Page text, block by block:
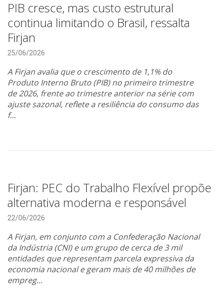
PIB cresce, mas custo estrutural
continua limitando o Brasil, ressalta
Firjan
25/06/2026
A Firjan avalia que o crescimento de 1,1% do
Produto Interno Bruto (PIB) no primeiro trimestre
de 2026, frente ao trimestre anterior na série com
ajuste sazonal, reflete a resiliência do consumo das
f...
Firjan: PEC do Trabalho Flexível propõe
alternativa moderna e responsável
22/06/2026
A Firjan, em conjunto com a Confederação Nacional
da Indústria (CNI) e um grupo de cerca de 3 mil
entidades que representam parcela expressiva da
economia nacional e geram mais de 40 milhões de
empreg...